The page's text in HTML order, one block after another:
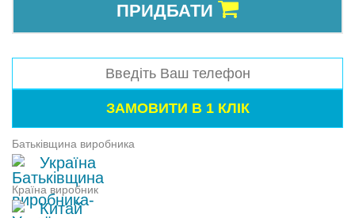
ПРИДБАТИ
Батьківщина виробника
Україна
Країна виробник
Китай